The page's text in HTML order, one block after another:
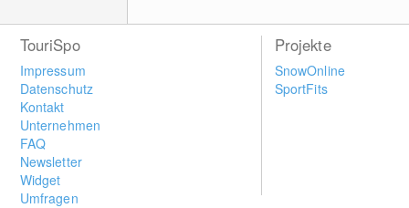
TouriSpo
Impressum
Datenschutz
Kontakt
Unternehmen
FAQ
Newsletter
Widget
Umfragen
Projekte
SnowOnline
SportFits